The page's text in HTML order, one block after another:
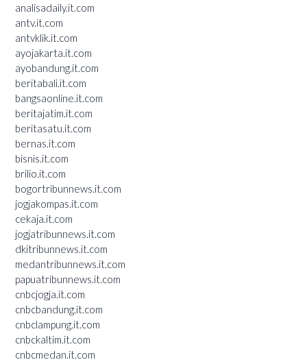
analisadaily.it.com
antv.it.com
antvklik.it.com
ayojakarta.it.com
ayobandung.it.com
beritabali.it.com
bangsaonline.it.com
beritajatim.it.com
beritasatu.it.com
bernas.it.com
bisnis.it.com
brilio.it.com
bogortribunnews.it.com
jogjakompas.it.com
cekaja.it.com
jogjatribunnews.it.com
dkitribunnews.it.com
medantribunnews.it.com
papuatribunnews.it.com
cnbcjogja.it.com
cnbcbandung.it.com
cnbclampung.it.com
cnbckaltim.it.com
cnbcmedan.it.com